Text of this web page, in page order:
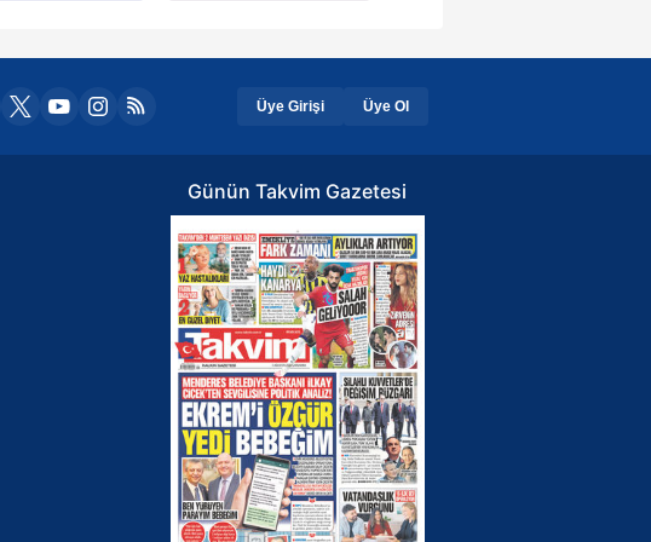
Üye Girişi Üye Ol
Günün Takvim Gazetesi